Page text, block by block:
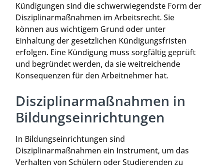
Kündigungen sind die schwerwiegendste Form der
Disziplinarmaßnahmen im Arbeitsrecht. Sie
können aus wichtigem Grund oder unter
Einhaltung der gesetzlichen Kündigungsfristen
erfolgen. Eine Kündigung muss sorgfältig geprüft
und begründet werden, da sie weitreichende
Konsequenzen für den Arbeitnehmer hat.
Disziplinarmaßnahmen in
Bildungseinrichtungen
In Bildungseinrichtungen sind
Disziplinarmaßnahmen ein Instrument, um das
Verhalten von Schülern oder Studierenden zu